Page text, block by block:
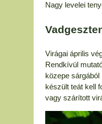
Nagy levelei
Virágai április
Rendkívül
közepe
készült teát kell
vagy szárított